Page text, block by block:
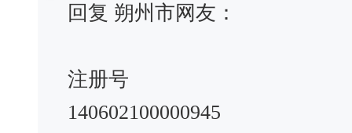
回复 朔州市网友：
注册号
140602100000945